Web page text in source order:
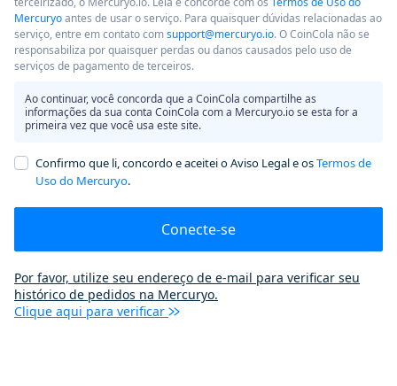
Mercuryoantes de usar o serviço. Para quaisquer dúvidas relacionadas ao
serviço, entre em contato comsupport@mercuryo.io. O CoinCola não se
responsabiliza por quaisquer perdas ou danos causados ​​pelo uso de
serviços de pagamento de terceiros.
Ao continuar, você concorda que a CoinCola compartilhe as
informações da sua conta CoinCola com a Mercuryo.io se esta for a
primeira vez que você usa este site.
Confirmo que li, concordo e aceitei o Aviso Legal e osTermos de
Uso do Mercuryo.
Conecte-se
Por favor, utilize seu endereço de e-mail para verificar seu
histórico de pedidos na Mercuryo.
Clique aqui para verificar